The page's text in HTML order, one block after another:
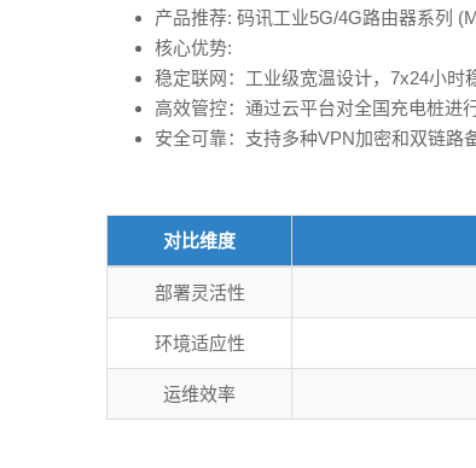
产品推荐: 码讯工业5G/4G路由器系列
核心优势:
稳定联网：工业级宽温设计，7x24小时
高效管控：通过云平台对全国充电桩进
安全可靠：支持多种VPN加密和双链路
对比维度
部署灵活性
环境适应性
运维效率